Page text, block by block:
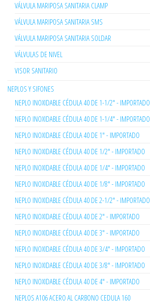
VÁLVULA MARIPOSA SANITARIA CLAMP
VÁLVULA MARIPOSA SANITARIA SMS
VÁLVULA MARIPOSA SANITARIA SOLDAR
VÁLVULAS DE NIVEL
VISOR SANITARIO
NEPLOS Y SIFONES
NEPLO INOXIDABLE CÉDULA 40 DE 1-1/2" - IMPORTADO
NEPLO INOXIDABLE CÉDULA 40 DE 1-1/4" - IMPORTADO
NEPLO INOXIDABLE CÉDULA 40 DE 1" - IMPORTADO
NEPLO INOXIDABLE CÉDULA 40 DE 1/2" - IMPORTADO
NEPLO INOXIDABLE CÉDULA 40 DE 1/4" - IMPORTADO
NEPLO INOXIDABLE CÉDULA 40 DE 1/8" - IMPORTADO
NEPLO INOXIDABLE CÉDULA 40 DE 2-1/2" - IMPORTADO
NEPLO INOXIDABLE CÉDULA 40 DE 2" - IMPORTADO
NEPLO INOXIDABLE CÉDULA 40 DE 3" - IMPORTADO
NEPLO INOXIDABLE CÉDULA 40 DE 3/4" - IMPORTADO
NEPLO INOXIDABLE CÉDULA 40 DE 3/8" - IMPORTADO
NEPLO INOXIDABLE CÉDULA 40 DE 4" - IMPORTADO
NEPLOS A106 ACERO AL CARBONO CEDULA 160